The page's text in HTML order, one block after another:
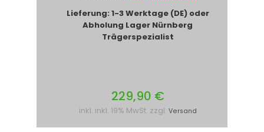
Lieferung: 1-3 Werktage (DE) oder
Abholung Lager Nürnberg
Trägerspezialist
229,90 €
inkl. inkl. 19% MwSt. zzgl. Versand